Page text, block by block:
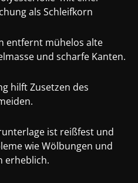
als Schleifkorn
entfernt mühelos alte
und scharfe Kanten.
hilft Zusetzen des
ist reißfest und
wie Wölbungen und
erheblich.